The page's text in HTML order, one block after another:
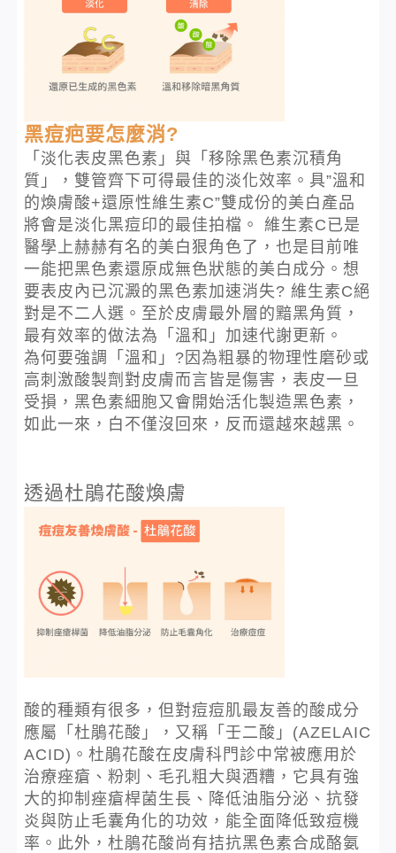
黑痘疤要怎麼消?
「淡化表皮黑色素」與「移除黑色素沉積角
質」，雙管齊下可得最佳的淡化效率。具”溫和
的煥膚酸+還原性維生素C”雙成份的美白產品
將會是淡化黑痘印的最佳拍檔。 維生素C已是
醫學上赫赫有名的美白狠角色了，也是目前唯
一能把黑色素還原成無色狀態的美白成分。想
要表皮內已沉澱的黑色素加速消失? 維生素C絕
對是不二人選。至於皮膚最外層的黯黑角質，
最有效率的做法為「溫和」加速代謝更新。
為何要強調「溫和」?因為粗暴的物理性磨砂或
高刺激酸製劑對皮膚而言皆是傷害，表皮一旦
受損，黑色素細胞又會開始活化製造黑色素，
如此一來，白不僅沒回來，反而還越來越黑。
透過杜鵑花酸煥膚
酸的種類有很多，但對痘痘肌最友善的酸成分
應屬「杜鵑花酸」，又稱「壬二酸」(AZELAIC
ACID)。杜鵑花酸在皮膚科門診中常被應用於
治療痤瘡、粉刺、毛孔粗大與酒糟，它具有強
大的抑制痤瘡桿菌生長、降低油脂分泌、抗發
炎與防止毛囊角化的功效，能全面降低致痘機
率。此外，杜鵑花酸尚有拮抗黑色素合成酪氨